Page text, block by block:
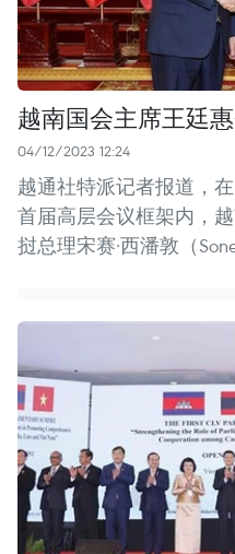
越南国会主席王廷
04/12/2023 12:24
越通社特派记者报道，
首届高层会议框架内，
挝总理宋赛·西潘敦（